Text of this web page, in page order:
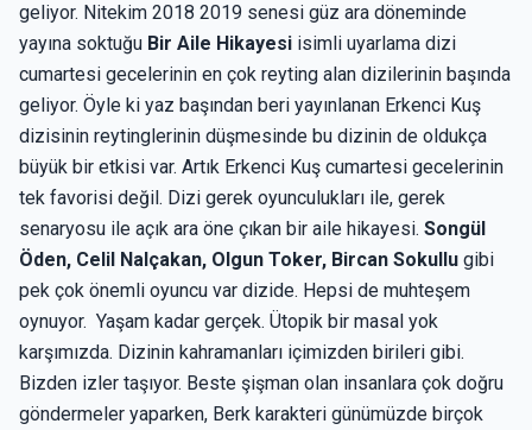
geliyor. Nitekim 2018 2019 senesi güz ara döneminde
yayına soktuğu Bir Aile Hikayesi isimli uyarlama dizi
cumartesi gecelerinin en çok reyting alan dizilerinin başında
geliyor. Öyle ki yaz başından beri yayınlanan Erkenci Kuş
dizisinin reytinglerinin düşmesinde bu dizinin de oldukça
büyük bir etkisi var. Artık Erkenci Kuş cumartesi gecelerinin
tek favorisi değil. Dizi gerek oyunculukları ile, gerek
senaryosu ile açık ara öne çıkan bir aile hikayesi. Songül
Öden, Celil Nalçakan, Olgun Toker, Bircan Sokullu gibi
pek çok önemli oyuncu var dizide. Hepsi de muhteşem
oynuyor. Yaşam kadar gerçek. Ütopik bir masal yok
karşımızda. Dizinin kahramanları içimizden birileri gibi.
Bizden izler taşıyor. Beste şişman olan insanlara çok doğru
göndermeler yaparken, Berk karakteri günümüzde birçok